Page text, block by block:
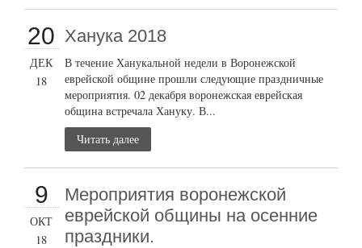
20
ДЕК
18
Ханука 2018
В течение Ханукальной недели в Воронежской
еврейской общине прошли следующие праздничные
мероприятия. 02 декабря воронежская еврейская
община встречала Хануку. В...
Читать далее
9
ОКТ
18
Мероприятия воронежской
еврейской общины на осенние
праздники.